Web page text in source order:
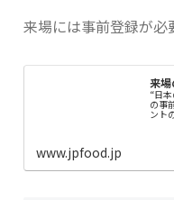
来場には事前登録が必
来場
“日
の事
ント
www.jpfood.jp